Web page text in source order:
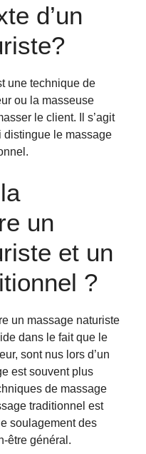
d’un
une technique de
ou la masseuse
le client. Il s’agit
distingue le massage
un
et un
?
un massage naturiste
dans le fait que le
sont nus lors d’un
est souvent plus
de massage
traditionnel est
soulagement des
être général.